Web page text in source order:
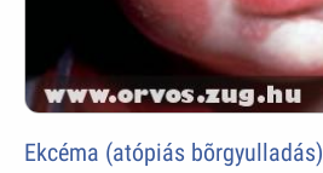
Ekcéma (atópiás bõrgyulladás)